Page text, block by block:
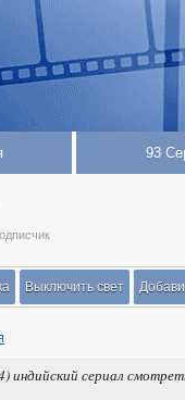
93
Выключить свет
сериал